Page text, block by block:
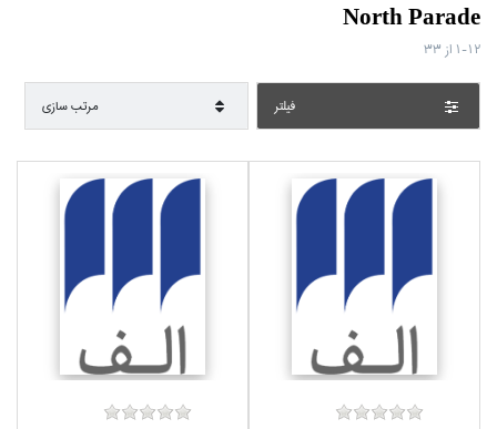
North Parade
1-12 از33
فيلتر مرتب سازي